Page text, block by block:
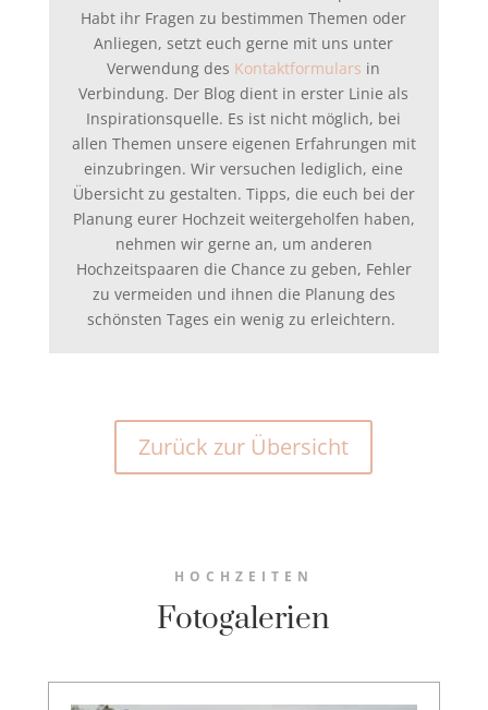
Habt ihr Fragen zu bestimmen Themen oder
Anliegen, setzt euch gerne mit uns unter
Verwendung des Kontaktformulars in
Verbindung. Der Blog dient in erster Linie als
Inspirationsquelle. Es ist nicht möglich, bei
allen Themen unsere eigenen Erfahrungen mit
einzubringen. Wir versuchen lediglich, eine
Übersicht zu gestalten. Tipps, die euch bei der
Planung eurer Hochzeit weitergeholfen haben,
nehmen wir gerne an, um anderen
Hochzeitspaaren die Chance zu geben, Fehler
zu vermeiden und ihnen die Planung des
schönsten Tages ein wenig zu erleichtern.
Zurück zur Übersicht
HOCHZEITEN
Fotogalerien